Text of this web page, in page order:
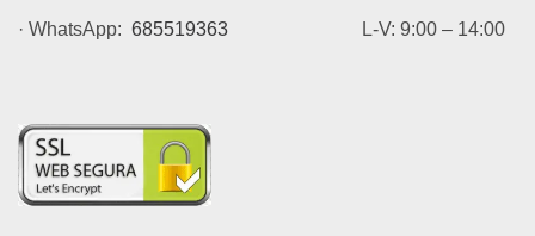
· WhatsApp: 685519363 L-V: 9:00 – 14:00